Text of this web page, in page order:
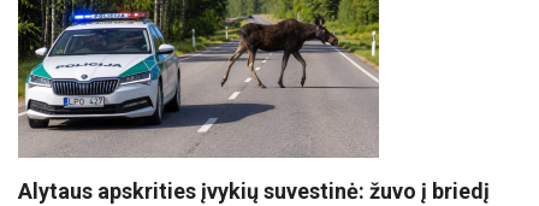
Alytaus apskrities įvykių suvestinė: žuvo į briedį